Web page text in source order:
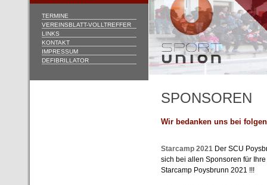
TERMINE
VEREINSBLATT-VOLLTREFFER
LINKS
KONTAKT
IMPRESSUM
DEFIBRILLATOR
SPONSOREN
Wir bedanken uns bei
Starcamp 2021 Der SCU
sich bei allen Sponsoren für
Starcamp Poysbrunn 2021 !!!